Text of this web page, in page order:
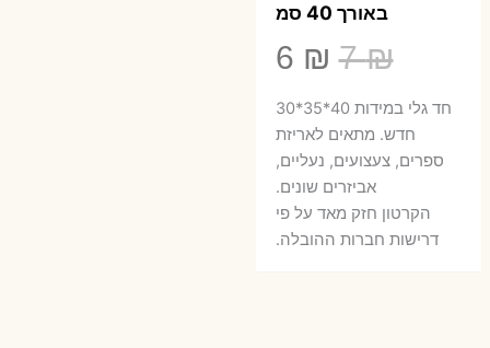
באורך 40 סמ
7₪
המחיר
המקורי
היה:
7 ₪.
6 ₪
הוא:
חד גלי במידות 40*35*30
חדש. מתאים לאריזת
ספרים, צעצועים, נעליים,
אביזרים שונים.
הקרטון חזק מאד על פי
דרישות חברות ההובלה.